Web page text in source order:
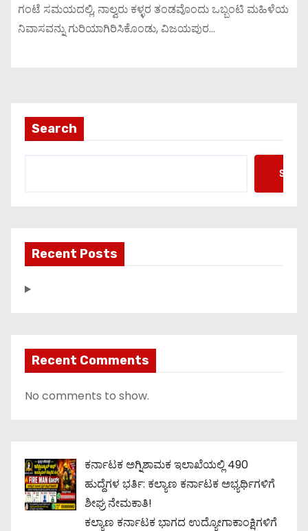
ಗಂಟೆ ಸಮಯದಲ್ಲಿ, ನಾಲ್ವರು ಕಳ್ಳರ ತಂಡವೊಂದು ಒಬ್ಬಂಟಿ ಮಹಿಳೆಯ
ನಿವಾಸವನ್ನು ಗುರಿಯಾಗಿರಿಸಿಕೊಂಡು, ವಿಜಯಪುರ…
Search
Recent Posts
Recent Comments
No comments to show.
ಕರ್ನಾಟಕ ಅಗ್ನಿಶಾಮಕ ಇಲಾಖೆಯಲ್ಲಿ 490
ಹುದ್ದೆಗಳ ಭರ್ತಿ: ಕಲ್ಯಾಣ ಕರ್ನಾಟಕ ಅಭ್ಯರ್ಥಿಗಳಿಗೆ
ಶೀಘ್ರ ನೇಮಕಾತಿ!
ಕಲ್ಯಾಣ ಕರ್ನಾಟಕ ಭಾಗದ ಉದ್ಯೋಗಾಕಾಂಕ್ಷಿಗಳಿಗೆ